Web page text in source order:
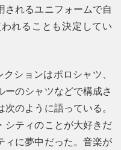
されるユニフォームで自
れることも決定してい
ションはポロシャツ、
ーのシャツなどで構成さ
のように語っている。
シティのことが大好きだ
ィに夢中だった。音楽が